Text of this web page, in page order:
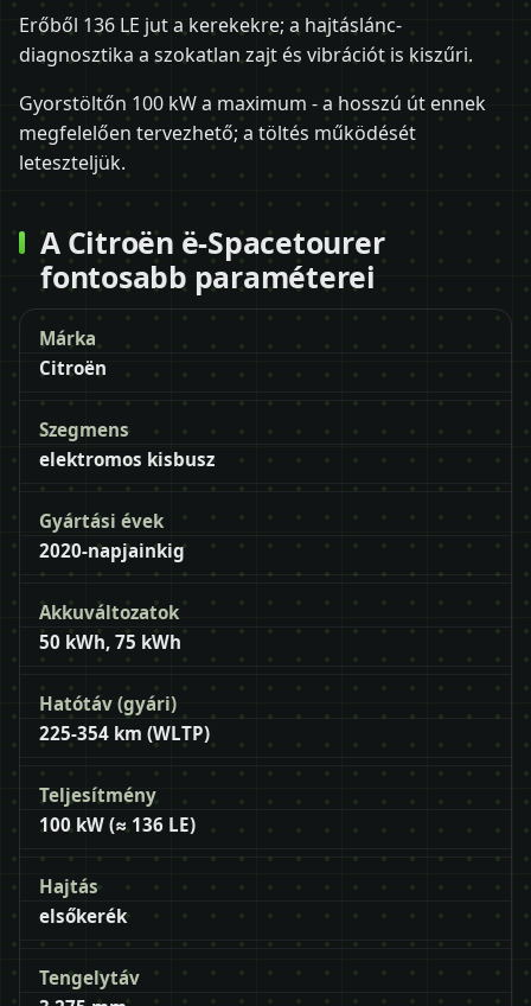
Erőből 136 LE jut a kerekekre; a hajtáslánc-
diagnosztika a szokatlan zajt és vibrációt is kiszűri.
Gyorstöltőn 100 kW a maximum - a hosszú út ennek
megfelelően tervezhető; a töltés működését
leteszteljük.
A Citroën ë-Spacetourer
fontosabb paraméterei
Márka
Citroën
Szegmens
elektromos kisbusz
Gyártási évek
2020-napjainkig
Akkuváltozatok
50 kWh, 75 kWh
Hatótáv (gyári)
225-354 km (WLTP)
Teljesítmény
100 kW (≈ 136 LE)
Hajtás
elsőkerék
Tengelytáv